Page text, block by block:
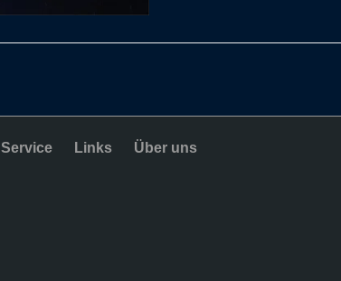
Service Links Über uns